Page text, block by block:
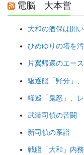
電脳 大本営
大和の酒保は開
ひめゆりの塔を
片翼帰還のエー
駆逐艦「野分」
軽巡「鬼怒」、
武装司偵の苦闘
新司偵の系譜
戦艦「大和」内